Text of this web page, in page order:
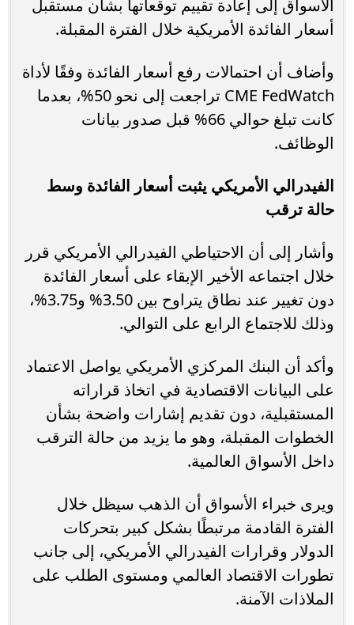
الأسواق إلى إعادة تقييم توقعاتها بشأن مستقبل
أسعار الفائدة الأمريكية خلال الفترة المقبلة.
وأضاف أن احتمالات رفع أسعار الفائدة وفقًا لأداة
CME FedWatch تراجعت إلى نحو 50%، بعدما
كانت تبلغ حوالي 66% قبل صدور بيانات
الوظائف.
الفيدرالي الأمريكي يثبت أسعار الفائدة وسط
حالة ترقب
وأشار إلى أن الاحتياطي الفيدرالي الأمريكي قرر
خلال اجتماعه الأخير الإبقاء على أسعار الفائدة
دون تغيير عند نطاق يتراوح بين 3.50% و3.75%،
وذلك للاجتماع الرابع على التوالي.
وأكد أن البنك المركزي الأمريكي يواصل الاعتماد
على البيانات الاقتصادية في اتخاذ قراراته
المستقبلية، دون تقديم إشارات واضحة بشأن
الخطوات المقبلة، وهو ما يزيد من حالة الترقب
داخل الأسواق العالمية.
ويرى خبراء الأسواق أن الذهب سيظل خلال
الفترة القادمة مرتبطًا بشكل كبير بتحركات
الدولار وقرارات الفيدرالي الأمريكي، إلى جانب
تطورات الاقتصاد العالمي ومستوى الطلب على
الملاذات الآمنة.